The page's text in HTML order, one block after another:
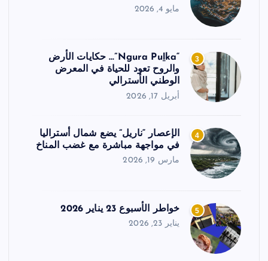
مايو 4, 2026
3
“Ngura Puḻka”… حكايات الأرض
والروح تعود للحياة في المعرض
الوطني الأسترالي
أبريل 17, 2026
4
الإعصار “ناريل” يضع شمال أستراليا
في مواجهة مباشرة مع غضب المناخ
مارس 19, 2026
5 خواطر الأسبوع 23 يناير 2026
يناير 23, 2026